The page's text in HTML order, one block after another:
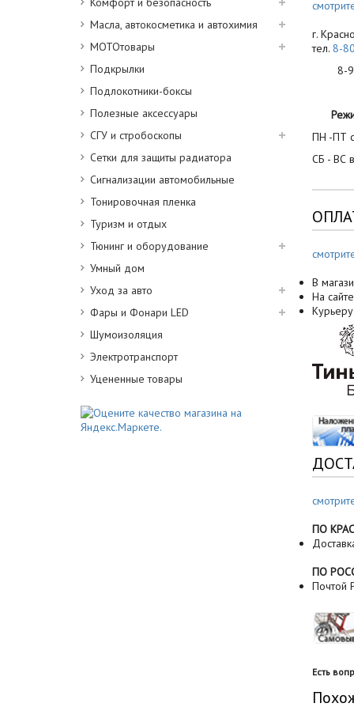
Масла, автокосметика и автохимия
МОТОтовары
Подкрылки
Подлокотники-боксы
Полезные аксессуары
СГУ и стробоскопы
Сетки для защиты радиатора
Сигнализации автомобильные
Тонировочная пленка
Туризм и отдых
Тюнинг и оборудование
Умный дом
Уход за авто
Фары и Фонари LED
Шумоизоляция
Электротранспорт
Уцененные товары
г.
тел. 8-
8-
ПН -ПТ
СБ - ВС
В
На
ПО
ПО
Почтой
Есть